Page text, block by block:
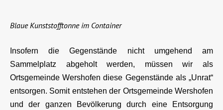
Blaue Kunststofftonne im Container
Insofern die Gegenstände nicht umgehend am
Sammelplatz abgeholt werden, müssen wir als
Ortsgemeinde Wershofen diese Gegenstände als „Unrat“
entsorgen. Somit entstehen der Ortsgemeinde Wershofen
und der ganzen Bevölkerung durch eine Entsorgung